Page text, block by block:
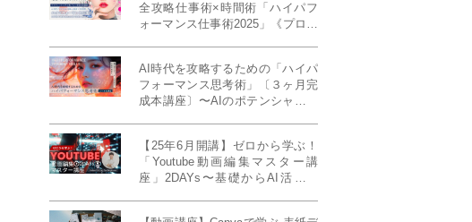
全攻略仕事術×時間術「ハイパフ
ォーマンス仕事術2025」《プロフ
AI時代を攻略するための「ハイパ
フォーマンス思考術」〔３ヶ月完
成本講座〕〜AIのポテンシャルを
【25年6月開講】ゼロから学ぶ！
「Youtube動画編集マスター講
座」2DAYs〜基礎からAI活用ま